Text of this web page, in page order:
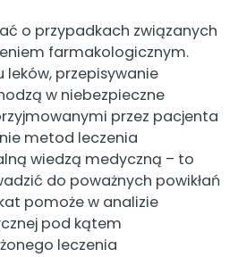
o przypadkach związanych
farmakologicznym.
leków, przepisywanie
w niebezpieczne
przez pacjenta
metod leczenia
wiedzą medyczną – to
do poważnych powikłań
pomoże w analizie
pod kątem
leczenia